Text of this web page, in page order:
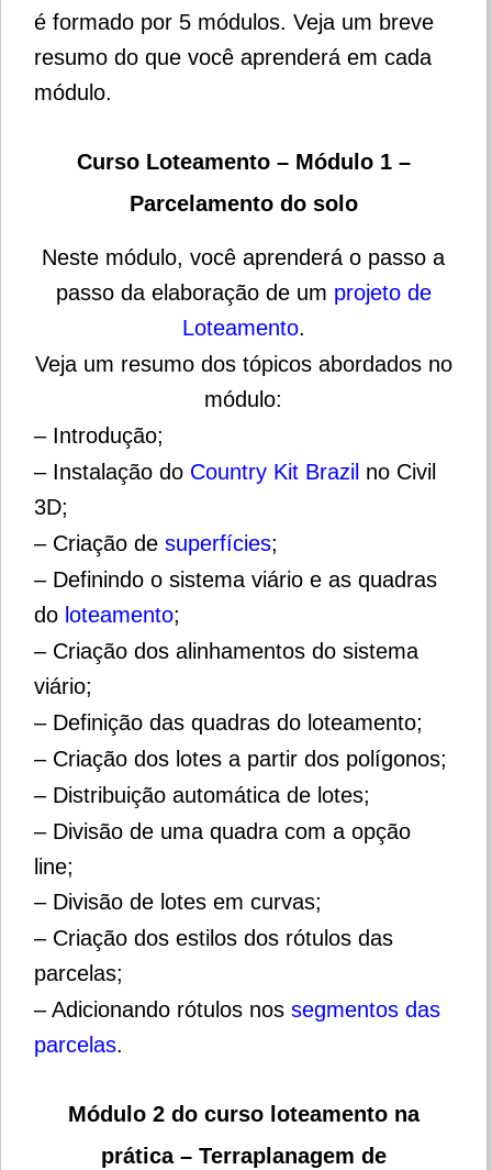
é formado por 5 módulos. Veja um breve
resumo do que você aprenderá em cada
módulo.
Curso Loteamento – Módulo 1 –
Parcelamento do solo
Neste módulo, você aprenderá o passo a
passo da elaboração de um projeto de
Loteamento.
Veja um resumo dos tópicos abordados no
módulo:
– Introdução;
– Instalação do Country Kit Brazil no Civil
3D;
– Criação de superfícies;
– Definindo o sistema viário e as quadras
do loteamento;
– Criação dos alinhamentos do sistema
viário;
– Definição das quadras do loteamento;
– Criação dos lotes a partir dos polígonos;
– Distribuição automática de lotes;
– Divisão de uma quadra com a opção
line;
– Divisão de lotes em curvas;
– Criação dos estilos dos rótulos das
parcelas;
– Adicionando rótulos nos segmentos das
parcelas.
Módulo 2 do curso loteamento na
prática – Terraplanagem de